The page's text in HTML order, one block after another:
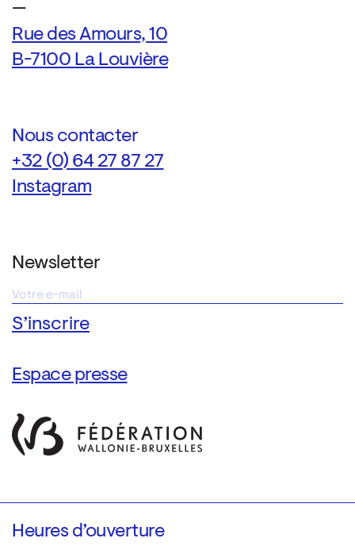
—
Rue des Amours, 10
B-7100 La Louvière
Nous contacter
+32 (0) 64 27 87 27
Instagram
Newsletter
Espace presse
Heures d’ouverture